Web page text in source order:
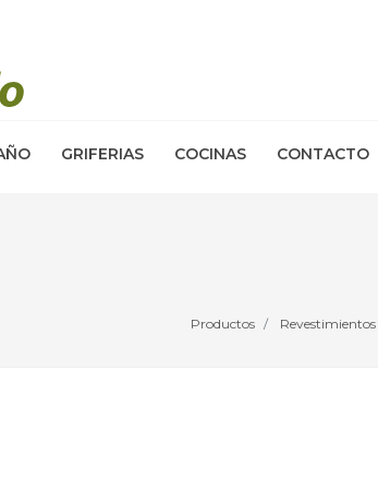
GRIFERIAS COCINAS CONTACTO
Productos Revestimientos